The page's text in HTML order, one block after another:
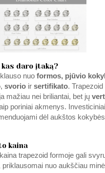
daro įtaką?
nuo formos, pjūvio
, svorioir sertifikato.
mažiau nei briliantai, bet jų
poriniai akmenys.
dėl aukštos
kaina
trapezoid formoje gali
priklausomai nuo aukščiau